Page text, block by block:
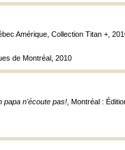
Amérique, Collection Titan +,
de Montréal, 2010
papa n'écoute pas! , Montréal :